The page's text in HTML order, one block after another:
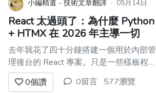
小編精選 - 技術文章翻譯 · 05月14日
React 太過頭了：為什麼 Python
+ HTMX 在 2026 年主導一切
去年我花了四十分鐘搭建一個用於內部管
理後台的 React 專案。只是一些樣板程式
碼：Vite 配置、ESLint 設定、Tailwind 整
合、React Router，還有 TanStack
0個讚 0留言 577瀏覽